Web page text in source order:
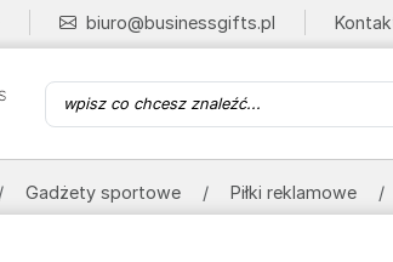
biuro@businessgifts.pl
Gadżety sportowe Piłki reklamowe